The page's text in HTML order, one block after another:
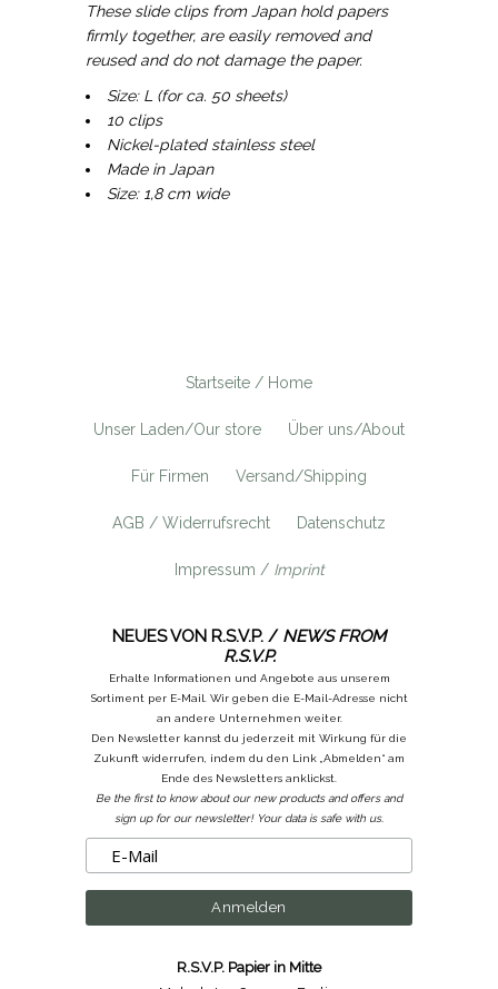
These slide clips from Japan hold papers
firmly together, are easily removed and
reused and do not damage the paper.
Size: L (for ca. 50 sheets)
10 clips
Nickel-plated stainless steel
Made in Japan
Size: 1,8 cm wide
Startseite / Home
Unser Laden/Our store Über uns/About
Für Firmen Versand/Shipping
AGB / Widerrufsrecht Datenschutz
Impressum / Imprint
NEUES VON R.S.V.P. / NEWS FROM
R.S.V.P.
Erhalte Informationen und Angebote aus unserem
Sortiment per E-Mail. Wir geben die E-Mail-Adresse nicht
an andere Unternehmen weiter.
Den Newsletter kannst du jederzeit mit Wirkung für die
Zukunft widerrufen, indem du den Link „Abmelden“ am
Ende des Newsletters anklickst.
Be the first to know about our new products and offers and
sign up for our newsletter! Your data is safe with us.
R.S.V.P. Papier in Mitte